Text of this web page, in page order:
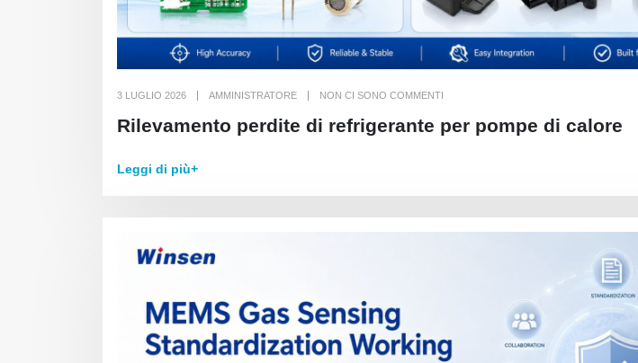
3 LUGLIO 2026 AMMINISTRATORE NON CI SONO COMMENTI
Rilevamento perdite di refrigerante per pompe di calore
Leggi di più+